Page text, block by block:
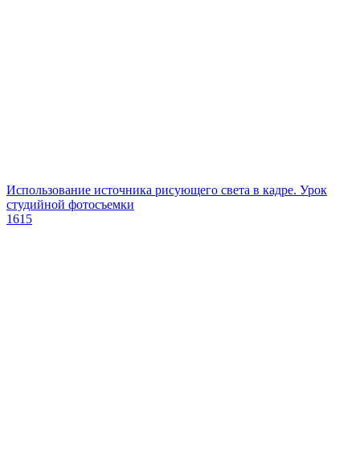
Использование источника рисующего света в кадре. Урок
студийной фотосъемки
1615